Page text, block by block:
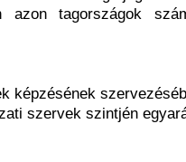
azon tagországok
képzésének
szervek szintjén